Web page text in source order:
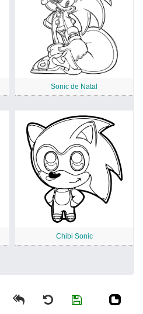
Sonic de Natal
Chibi Sonic